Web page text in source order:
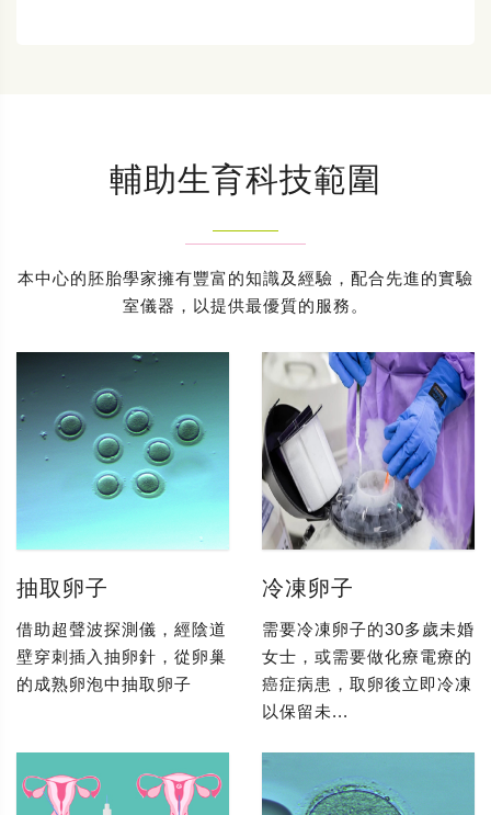
輔助生育科技範圍
本中心的胚胎學家擁有豐富的知識及經驗，配合先進的實驗
室儀器，以提供最優質的服務。
抽取卵子
借助超聲波探測儀，經陰道
壁穿刺插入抽卵針，從卵巢
的成熟卵泡中抽取卵子
冷凍卵子
需要冷凍卵子的30多歲未婚
女士，或需要做化療電療的
癌症病患，取卵後立即冷凍
以保留未...